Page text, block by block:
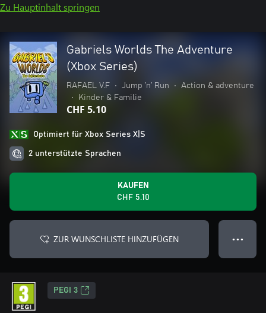
Zu Hauptinhalt springen
Gabriels Worlds The Adventure
(Xbox Series)
RAFAEL V.F • Jump ’n’ Run •
Action & adventure
•
Kinder & Familie
CHF 5.10
Optimiert für Xbox Series X|S
2 unterstützte Sprachen
KAUFEN
CHF 5.10
ZUR WUNSCHLISTE HINZUFÜGEN ● ● ●
PEGI 3